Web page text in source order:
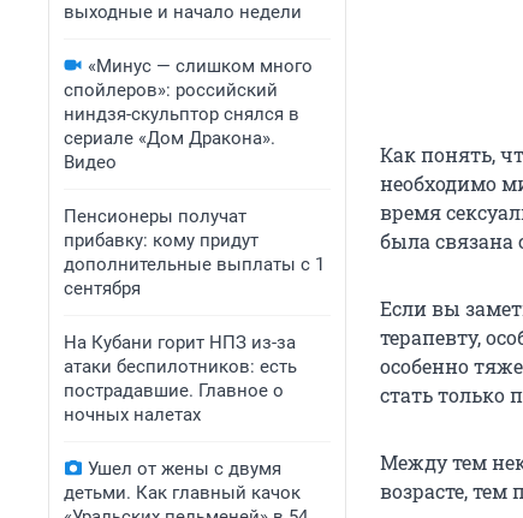
выходные и начало недели
«Минус — слишком много
спойлеров»: российский
ниндзя-скульптор снялся в
сериале «Дом Дракона».
Видео
Пенсионеры получат
прибавку: кому придут
дополнительные выплаты с 1
сентября
На Кубани горит НПЗ из-за
атаки беспилотников: есть
пострадавшие. Главное о
ночных налетах
Ушел от жены с двумя
детьми. Как главный качок
Как понять,
необходимо
время
была связана
Если вы
терапевту,
особенно
стать только
Между тем
возрасте, тем